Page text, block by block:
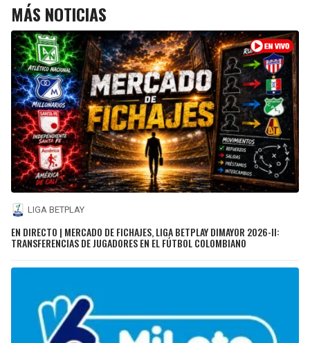
MÁS NOTICIAS
LIGA BETPLAY
EN DIRECTO | MERCADO DE FICHAJES, LIGA BETPLAY DIMAYOR 2026-II:
TRANSFERENCIAS DE JUGADORES EN EL FÚTBOL COLOMBIANO